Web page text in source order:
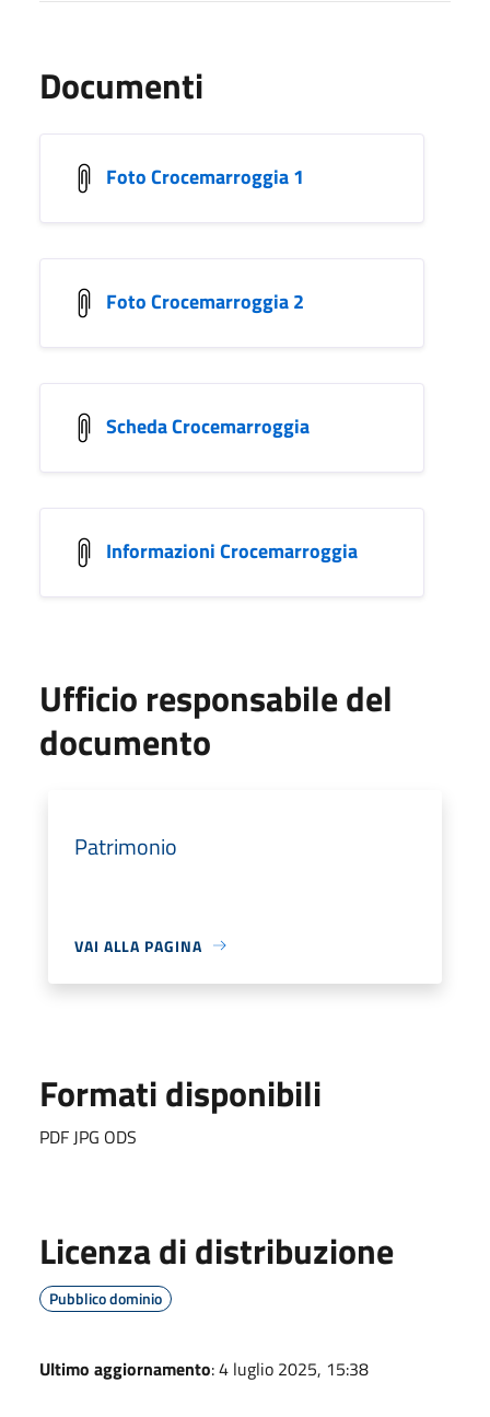
Documenti
Foto Crocemarroggia 1
Foto Crocemarroggia 2
Scheda Crocemarroggia
Informazioni Crocemarroggia
Ufficio responsabile del
documento
Patrimonio
VAI ALLA PAGINA
Formati disponibili
PDF JPG ODS
Licenza di distribuzione
Pubblico dominio
Ultimo aggiornamento: 4 luglio 2025, 15:38